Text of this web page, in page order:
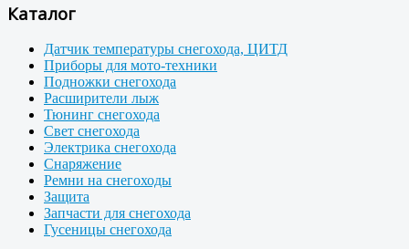
Каталог
Датчик температуры снегохода, ЦИТД
Приборы для мото-техники
Подножки снегохода
Расширители лыж
Тюнинг снегохода
Свет снегохода
Электрика снегохода
Снаряжение
Ремни на снегоходы
Защита
Запчасти для снегохода
Гусеницы снегохода